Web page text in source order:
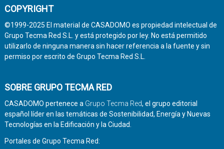
COPYRIGHT
©1999-2025 El material de CASADOMO es propiedad intelectual de
Grupo Tecma Red S.L. y está protegido por ley. No está permitido
utilizarlo de ninguna manera sin hacer referencia a la fuente y sin
permiso por escrito de Grupo Tecma Red S.L.
SOBRE GRUPO TECMA RED
CASADOMO pertenece a Grupo Tecma Red, el grupo editorial
español líder en las temáticas de Sostenibilidad, Energía y Nuevas
Tecnologías en la Edificación y la Ciudad.
Portales de Grupo Tecma Red: